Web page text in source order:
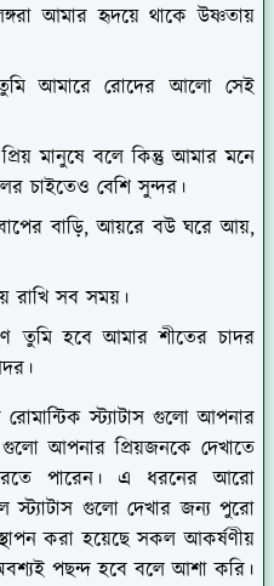
আমার হৃদয়ে থাকে উষ্ণতায়
আমারে রোদের আলো সেই
মানুষে বলে কিন্তু আমার মনে
চাইতেও বেশি সুন্দর।
বাড়ি, আয়রে বউ ঘরে আয়,
রাখি সব সময়।
তুমি হবে আমার শীতের চাদর
স্ট্যাটাস গুলো আপনার
আপনার প্রিয়জনকে দেখাতে
পারেন। এ ধরনের আরো
গুলো দেখার জন্য পুরো
করা হয়েছে সকল আকর্ষণীয়
পছন্দ হবে বলে আশা করি।